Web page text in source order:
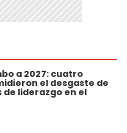
a 2027: cuatro
el desgaste de
de liderazgo en el